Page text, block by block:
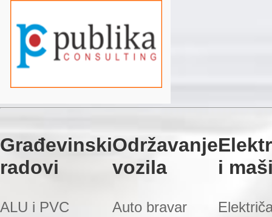
Građevinski
radovi
ALU i PVC
Održavanje
vozila
Auto bravar
i